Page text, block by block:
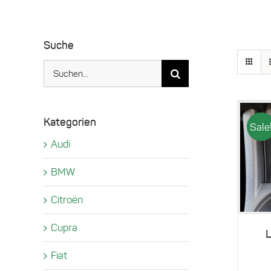
Sale!
Suche
Kategorien
Audi
BMW
Citroën
Cupra
Fiat